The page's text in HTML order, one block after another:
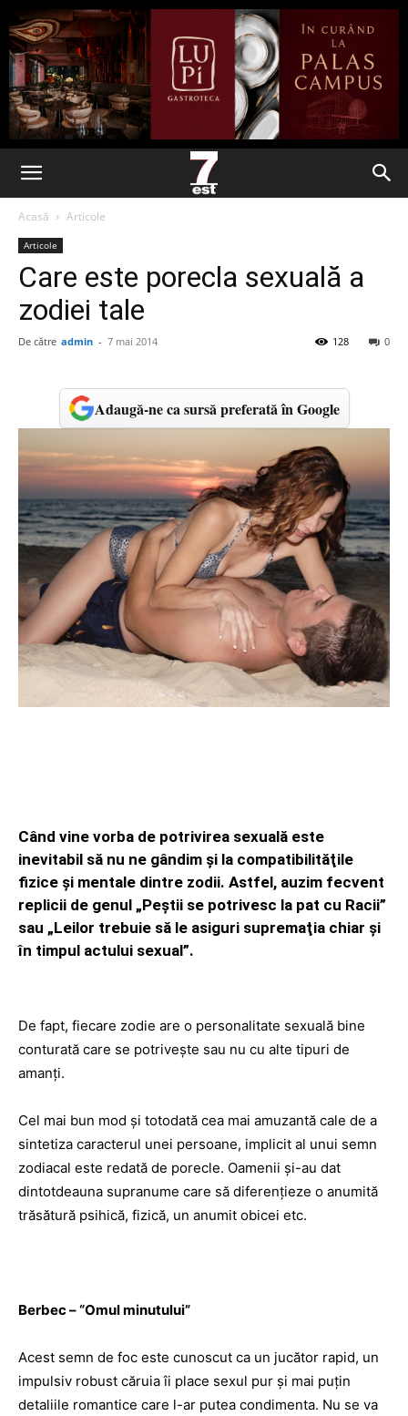
Acasă Articole
Articole
Care este porecla sexuală a
zodiei tale
De către admin - 7 mai 2014 0
128
Adaugă-ne ca sursă preferată în Google
Când vine vorba de potrivirea sexuală este
inevitabil să nu ne gândim şi la compatibilităţile
fizice şi mentale dintre zodii. Astfel, auzim fecvent
replicii de genul „Peştii se potrivesc la pat cu Racii”
sau „Leilor trebuie să le asiguri supremaţia chiar şi
în timpul actului sexual”.
De fapt, fiecare zodie are o personalitate sexuală bine
conturată care se potriveşte sau nu cu alte tipuri de
amanţi.
Cel mai bun mod şi totodată cea mai amuzantă cale de a
sintetiza caracterul unei persoane, implicit al unui semn
zodiacal este redată de porecle. Oamenii şi-au dat
dintotdeauna supranume care să diferenţieze o anumită
trăsătură psihică, fizică, un anumit obicei etc.
Berbec – “Omul minutului”
Acest semn de foc este cunoscut ca un jucător rapid, un
impulsiv robust căruia îi place sexul pur şi mai puţin
detaliile romantice care l-ar putea condimenta. Nu se va